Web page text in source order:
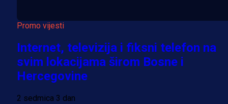
Promo vijesti
Internet, televizija i fiksni telefon na
svim lokacijama širom Bosne i
Hercegovine
2 sedmica 3 dan